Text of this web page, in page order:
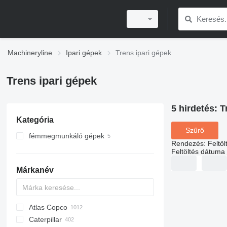
Machineryline Ipari gépek Trens ipari gépek
Trens ipari gépek
Kategória
fémmegmunkáló gépek
Márkanév
PDS
APD
AB
Ensis
Pega
VZ
AG3
Atlas Copco
DrillAir
QAS
PDP
E-series
B-series
BM
GFS
VT
Rover
PA
Airpure
BySprint Fiber
CK
SR
Caterpillar
5 hirdetés:
Szűrő
Rendezés:
Feltöltés dátuma